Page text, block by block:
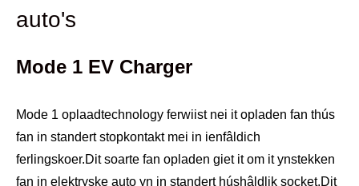
auto's
Mode 1 EV Charger
Mode 1 oplaadtechnology ferwiist nei it opladen fan thús
fan in standert stopkontakt mei in ienfâldich
ferlingskoer.Dit soarte fan opladen giet it om it ynstekken
fan in elektryske auto yn in standert húshâldlik socket.Dit